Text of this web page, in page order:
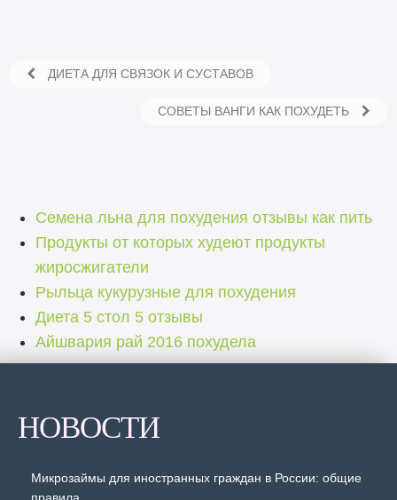
ДИЕТА ДЛЯ СВЯЗОК И СУСТАВОВ
СОВЕТЫ ВАНГИ КАК ПОХУДЕТЬ
Семена льна для похудения отзывы как пить
Продукты от которых худеют продукты
жиросжигатели
Рыльца кукурузные для похудения
Диета 5 стол 5 отзывы
Айшвария рай 2016 похудела
НОВОСТИ
Микрозаймы для иностранных граждан в России: общие